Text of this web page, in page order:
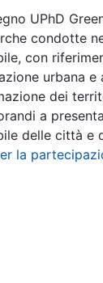
UPhD
condotte
con
urbana
dei
a
delle città e
la